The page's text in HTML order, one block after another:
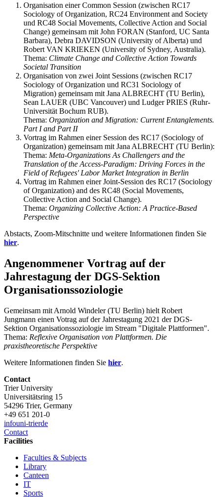
Organisation einer Common Session (zwischen RC17
Sociology of Organization, RC24 Environment and Society
und RC48 Social Movements, Collective Action and Social
Change) gemeinsam mit John FORAN (Stanford, UC Santa
Barbara), Debra DAVIDSON (University of Alberta) und
Robert VAN KRIEKEN (University of Sydney, Australia).
Thema: Climate Change and Collective Action Towards
Societal Transition
Organisation von zwei Joint Sessions (zwischen RC17
Sociology of Organization und RC31 Sociology of
Migration) gemeinsam mit Jana ALBRECHT (TU Berlin),
Sean LAUER (UBC Vancouver) und Ludger PRIES (Ruhr-
Universität Bochum RUB).
Thema: Organization and Migration: Current Entanglements.
Part I and Part II
Vortrag im Rahmen einer Session des RC17 (Sociology of
Organization) gemeinsam mit Jana ALBRECHT (TU Berlin):
Thema: Meta-Organizations As Challengers and the
Translation of the Access-Paradigm: Driving Forces in the
Field of Refugees' Labor Market Integration in Berlin
Vortrag im Rahmen einer Joint-Session des RC17 (Sociology
of Organization) and des RC48 (Social Movements,
Collective Action and Social Change).
Thema: Organizing Collective Action: A Practice-Based
Perspective
Abstacts, Zoom-Mitschnitte und weitere Informationen finden Sie
hier.
Angenommener Vortrag auf der
Jahrestagung der DGS-Sektion
Organisationssoziologie
Gemeinsam mit Arnold Windeler (TU Berlin) hielt Robert
Jungmann einen Votrag auf der Jahrestagung 2021 der DGS-
Sektion Organisationssoziologie im Stream "Digitale Plattformen".
Thema: Reflexive Organisation von Plattformen. Die
praxistheoretische Perspektive
Weitere Informationen finden Sie hier.
Contact
Trier University
Universitätsring 15
54296 Trier, Germany
+49 651 201-0
infouni-trierde
Contact
Facilities
Faculties & Subjects
Library
Canteen
IT
Sports